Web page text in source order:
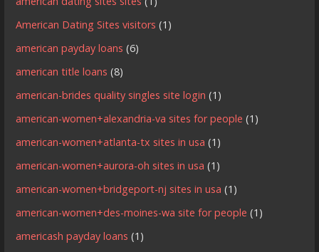
American Dating Sites visitors (1)
american payday loans (6)
american title loans (8)
american-brides quality singles site login (1)
american-women+alexandria-va sites for people (1)
american-women+atlanta-tx sites in usa (1)
american-women+aurora-oh sites in usa (1)
american-women+bridgeport-nj sites in usa (1)
american-women+des-moines-wa site for people (1)
americash payday loans (1)